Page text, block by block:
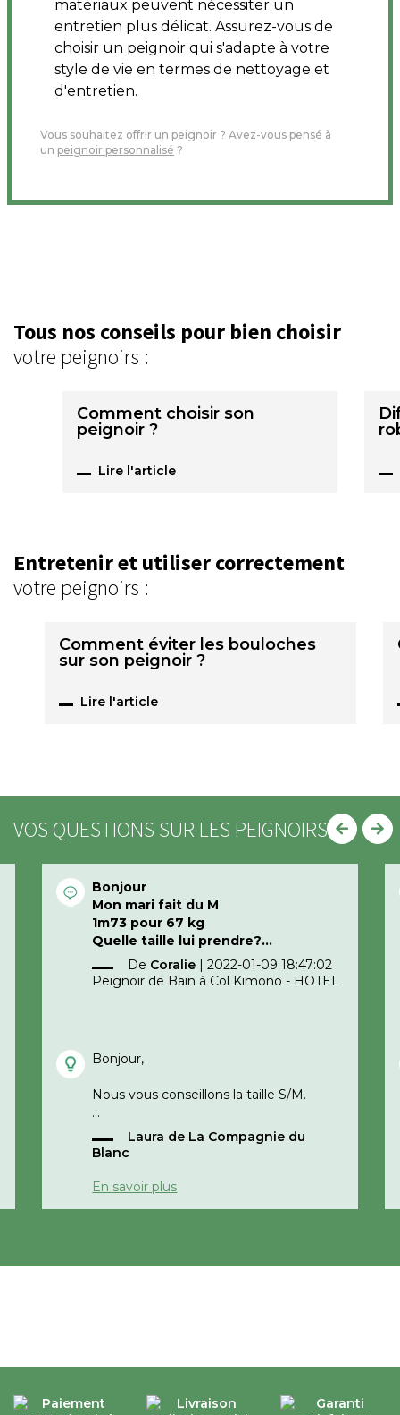
matériaux peuvent nécessiter un
entretien plus délicat. Assurez-vous de
choisir un peignoir qui s'adapte à votre
style de vie en termes de nettoyage et
d'entretien.
Vous souhaitez offrir un peignoir ? Avez-vous pensé à
un peignoir personnalisé ?
Tous nos conseils pour bien choisir
votre peignoirs :
Comment choisir son
peignoir ?
Lire l'article
Entretenir et utiliser correctement
votre peignoirs :
Comment éviter les bouloches
sur son peignoir ?
Lire l'article
VOS QUESTIONS SUR LES PEIGNOIRS
Bonjour
Mon mari fait du M
1m73 pour 67 kg
Quelle taille lui prendre?
Merci d’avance
De Coralie | 2022-01-09 18:47:02
Peignoir de Bain à Col Kimono - HOTEL
Bonjour,
Nous vous conseillons la taille S/M.
Cordialement,
Laura de La Compagnie du
Blanc
En savoir plus